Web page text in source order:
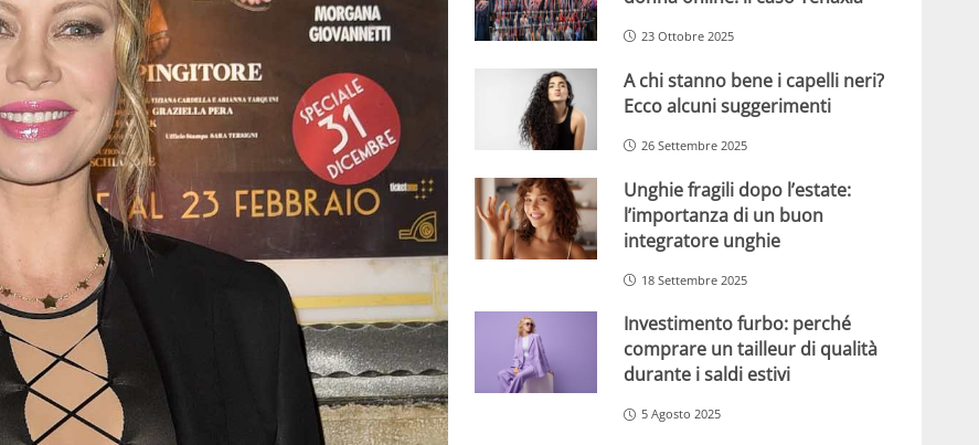
23 Ottobre 2025
A chi stanno bene i capelli neri?
Ecco alcuni suggerimenti
26 Settembre 2025
Unghie fragili dopo l’estate:
l’importanza di un buon
integratore unghie
18 Settembre 2025
Investimento furbo: perché
comprare un tailleur di qualità
durante i saldi estivi
5 Agosto 2025